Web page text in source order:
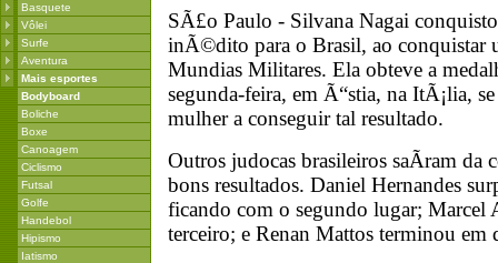
Basquete
Vôlei
Surfe
Aventura
Mais esportes
Bodyboard
Boliche
Boxe
Canoagem
Ciclismo
Futsal
Golfe
Handebol
Hipismo
Iatismo
SÃ£o Paulo - Silvana Nagai
inÃ©dito para o Brasil, ao conquistar
Mundias Militares. Ela obteve a
segunda-feira, em Ã“stia, na ItÃ¡lia,
mulher a conseguir tal resultado.
Outros judocas brasileiros saÃ­ram da
bons resultados. Daniel Hernandes
ficando com o segundo lugar; Marcel
terceiro; e Renan Mattos terminou em